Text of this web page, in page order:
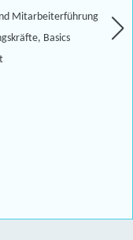
Mitarbeiterführung
Basics